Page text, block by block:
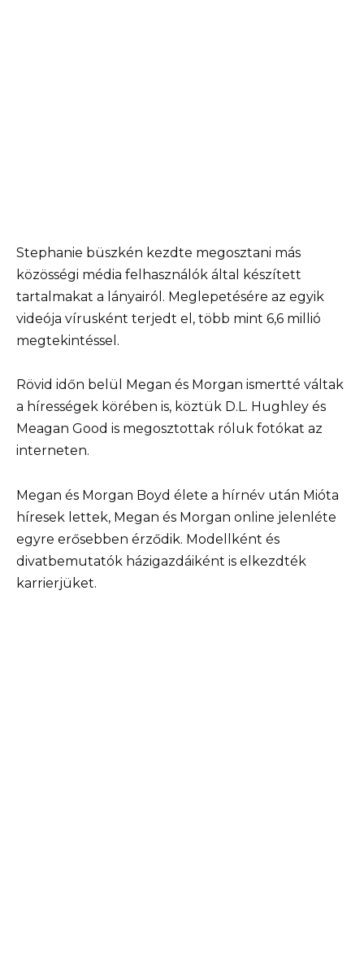
Stephanie büszkén kezdte megosztani más
közösségi média felhasználók által készített
tartalmakat a lányairól. Meglepetésére az egyik
videója vírusként terjedt el, több mint 6,6 millió
megtekintéssel.
Rövid időn belül Megan és Morgan ismertté váltak
a hírességek körében is, köztük D.L. Hughley és
Meagan Good is megosztottak róluk fotókat az
interneten.
Megan és Morgan Boyd élete a hírnév után Mióta
híresek lettek, Megan és Morgan online jelenléte
egyre erősebben érződik. Modellként és
divatbemutatók házigazdáiként is elkezdték
karrierjüket.